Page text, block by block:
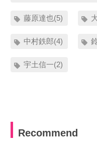
藤原達也(5)
中村鉄郎(4)
宇土信一(2)
Recommend